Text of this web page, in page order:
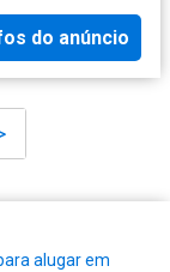
do anúncio
alugar em